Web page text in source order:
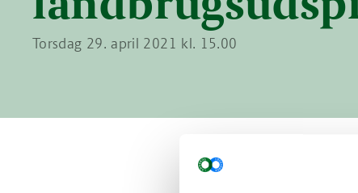
Torsdag 29. april 2021 kl. 15.00